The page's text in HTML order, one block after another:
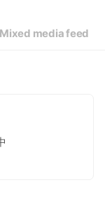
Mixed media feed